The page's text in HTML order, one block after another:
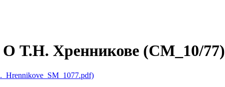
Т.Н. Хренникове (СМ_10/77)